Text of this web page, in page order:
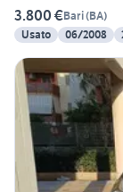
3.800 €Bari(BA)
Usato
06/2008